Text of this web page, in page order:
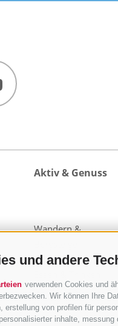
und andere
verwenden Cookies und
Wir können Ihre
erstellung von profilen für
inhalte,
Aktiv & Genuss
Wandern &
Almen und Hütten
MTB & Bike
Wohlfühlen & Relax
Familienurlaub